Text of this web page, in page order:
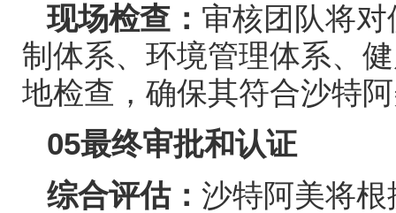
现场检查： 审核团队将
制体系、环境管理体系、
地检查，确保其符合沙特
05最终审批和认证
综合评估： 沙特阿美将